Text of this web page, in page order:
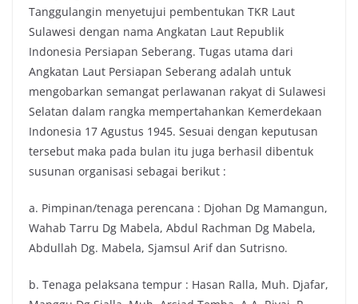
Tanggulangin menyetujui pembentukan TKR Laut
Sulawesi dengan nama Angkatan Laut Republik
Indonesia Persiapan Seberang. Tugas utama dari
Angkatan Laut Persiapan Seberang adalah untuk
mengobarkan semangat perlawanan rakyat di Sulawesi
Selatan dalam rangka mempertahankan Kemerdekaan
Indonesia 17 Agustus 1945. Sesuai dengan keputusan
tersebut maka pada bulan itu juga berhasil dibentuk
susunan organisasi sebagai berikut :
a. Pimpinan/tenaga perencana : Djohan Dg Mamangun,
Wahab Tarru Dg Mabela, Abdul Rachman Dg Mabela,
Abdullah Dg. Mabela, Sjamsul Arif dan Sutrisno.
b. Tenaga pelaksana tempur : Hasan Ralla, Muh. Djafar,